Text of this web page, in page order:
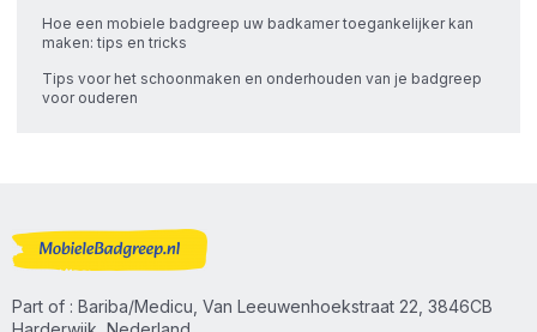
Hoe een mobiele badgreep uw badkamer toegankelijker kan
maken: tips en tricks
Tips voor het schoonmaken en onderhouden van je badgreep
voor ouderen
Part of : Bariba/Medicu, Van Leeuwenhoekstraat 22, 3846CB